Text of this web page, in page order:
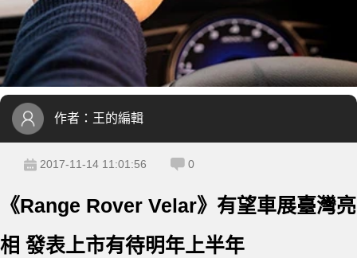
作者： 王的編輯
2017-11-14 11:01:56 0
《Range Rover Velar》有望車展臺灣亮
相 發表上市有待明年上半年